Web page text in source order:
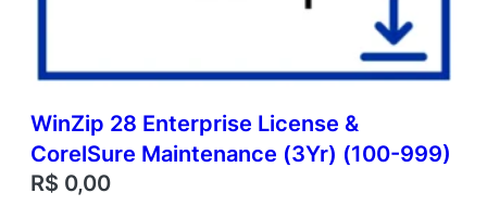
WinZip 28 Enterprise License &
CorelSure Maintenance (3Yr) (100-999)
R$ 0,00